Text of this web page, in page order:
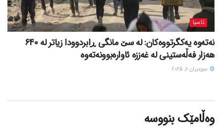
ئاسیا
نەتەوە یەکگرتووەکان: لە سێ مانگی ڕابردوودا زیاتر لە 640
هەزار فەڵەستینی لە غەززە ئاوارەبوونەتەوە
حوزه‌یران 6, 2025
وەڵامێک بنووسە